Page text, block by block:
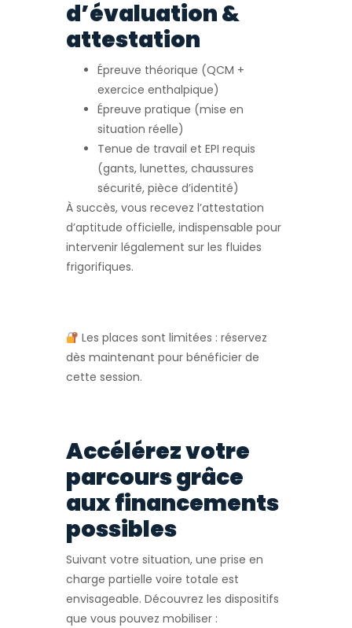
d’évaluation &
attestation
Épreuve théorique (QCM +
exercice enthalpique)
Épreuve pratique (mise en
situation réelle)
Tenue de travail et EPI requis
(gants, lunettes, chaussures
sécurité, pièce d’identité)
À succès, vous recevez l’attestation
d’aptitude officielle, indispensable pour
intervenir légalement sur les fluides
frigorifiques.
Les places sont limitées : réservez
dès maintenant pour bénéficier de
cette session.
Accélérez votre
parcours grâce
aux financements
possibles
Suivant votre situation, une prise en
charge partielle voire totale est
envisageable. Découvrez les dispositifs
que vous pouvez mobiliser :